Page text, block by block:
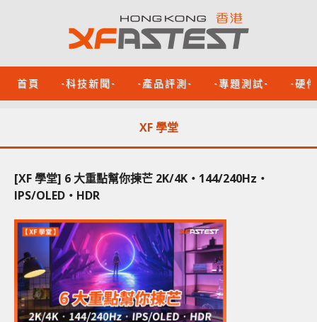
首頁 -科技新聞- -產品評測- -專題測試- -硬
XF 學堂
[XF 學堂] 6 大重點幫你揀芒 2K/4K‧144/240Hz‧
IPS/OLED‧HDR